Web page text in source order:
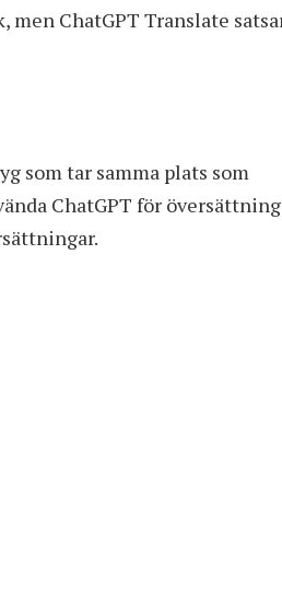
ChatGPT Translate
som tar samma plats som
ChatGPT för översättning